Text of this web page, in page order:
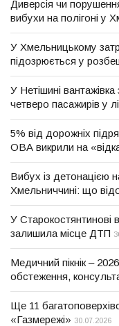
Диверсія чи
вибухи на полігоні у
У Хмельницькому
підозрюється у
У Нетішині
четверо пасажирів у
5% від дорожніх
ОВА викрили на
Вибух із детонацією
Хмельниччині: що
У Старокостянтинові
залишила місце ДТП
Медичний пікнік –
обстеження,
Ще 11
«Газмережі» 30.07.2026